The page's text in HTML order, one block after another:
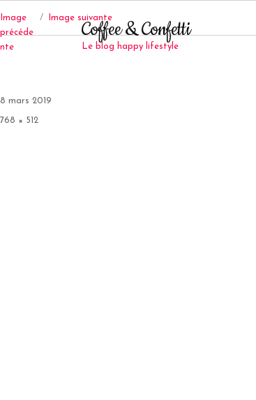
Coffee & Confetti
Le blog happy lifestyle
Image
précéde
nte
Image suivante
Publié
le
8 mars 2019
Taille
768 × 512